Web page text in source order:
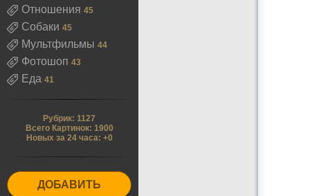
Отношения 45
Собаки 45
Мультфильмы 44
Фотошоп 43
Еда 41
Рубрик: 1127
Всего Картинок: 1900
Новых за 24 часа: +0
ДОБАВИТЬ